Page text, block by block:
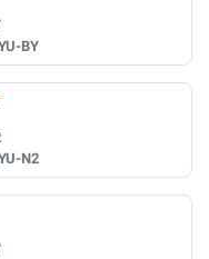
BY
N2